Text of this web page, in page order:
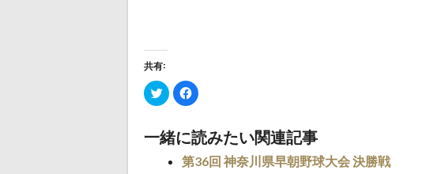
共有:
ク
リ
し
て
Twitter
共
Facebook
で
す
る
に
は
ク
一緒に読みたい関連記事
第36回 神奈川県早朝野球大会 決勝戦